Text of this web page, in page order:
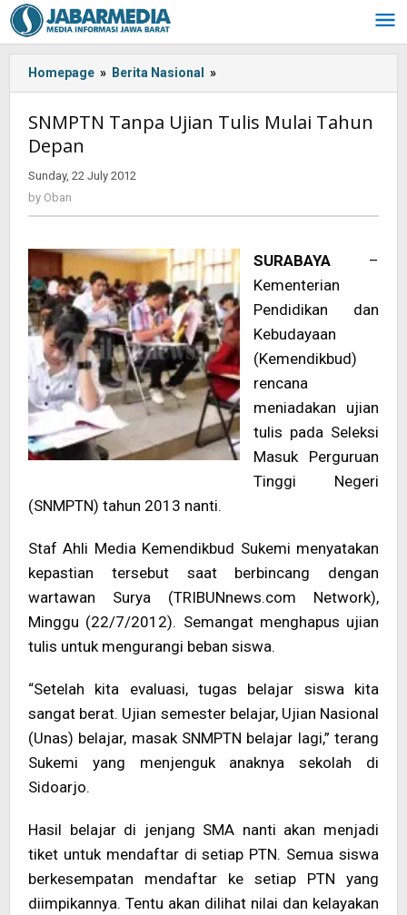
Skip
to
content
Homepage » Berita Nasional »
-:IN-
>SNMPTN
-:-
-
>
SNMPTN Tanpa Ujian Tulis Mulai Tahun
Depan
Sunday, 22 July 2012
by Oban
SURABAYA –
Kementerian
Pendidikan dan
Kebudayaan
(Kemendikbud)
rencana
meniadakan ujian
tulis pada Seleksi
Masuk Perguruan
Tinggi Negeri
(SNMPTN) tahun 2013 nanti.
Staf Ahli Media Kemendikbud Sukemi menyatakan
kepastian tersebut saat berbincang dengan
wartawan Surya (TRIBUNnews.com Network),
Minggu (22/7/2012). Semangat menghapus ujian
tulis untuk mengurangi beban siswa.
“Setelah kita evaluasi, tugas belajar siswa kita
sangat berat. Ujian semester belajar, Ujian Nasional
(Unas) belajar, masak SNMPTN belajar lagi,” terang
Sukemi yang menjenguk anaknya sekolah di
Sidoarjo.
Hasil belajar di jenjang SMA nanti akan menjadi
tiket untuk mendaftar di setiap PTN. Semua siswa
berkesempatan mendaftar ke setiap PTN yang
diimpikannya. Tentu akan dilihat nilai dan kelayakan